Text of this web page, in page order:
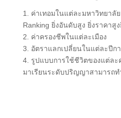
1. ค่าเทอมในแต่ละมหาวิทยาลั
Ranking ยิ่งอันดับสูง ยิ่งราคาสู
2. ค่าครองชีพในแต่ละเมือง
3. อัตราแลกเปลี่ยนในแต่ละปีก
4. รูปแบบการใช้ชีวิตของแต่ล
มาเรียนระดับปริญญาสามารถท